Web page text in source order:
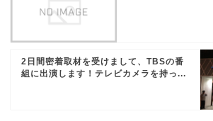
2日間密着取材を受けまして、TBSの番
組に出演します！テレビカメラを持っ...